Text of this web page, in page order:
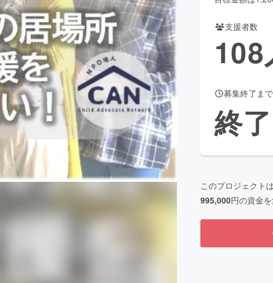
チャレンジ ビューティー・ヘルスケア
CAMPFIRE for Social GoodCAMPFIRE Creation
CAMPFIREふるさと納税 machi-yaコミュニティ
支援者数
108
募集終了ま
終了
このプロジェクトは
995,000円の資金を